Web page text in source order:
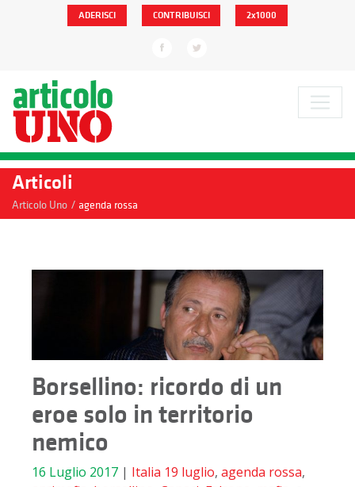
ADERISCI CONTRIBUISCI 2x1000
Articoli
Articolo Uno / agenda rossa
Borsellino: ricordo di un
eroe solo in territorio
nemico
16 Luglio 2017 | Italia 19 luglio, agenda rossa,